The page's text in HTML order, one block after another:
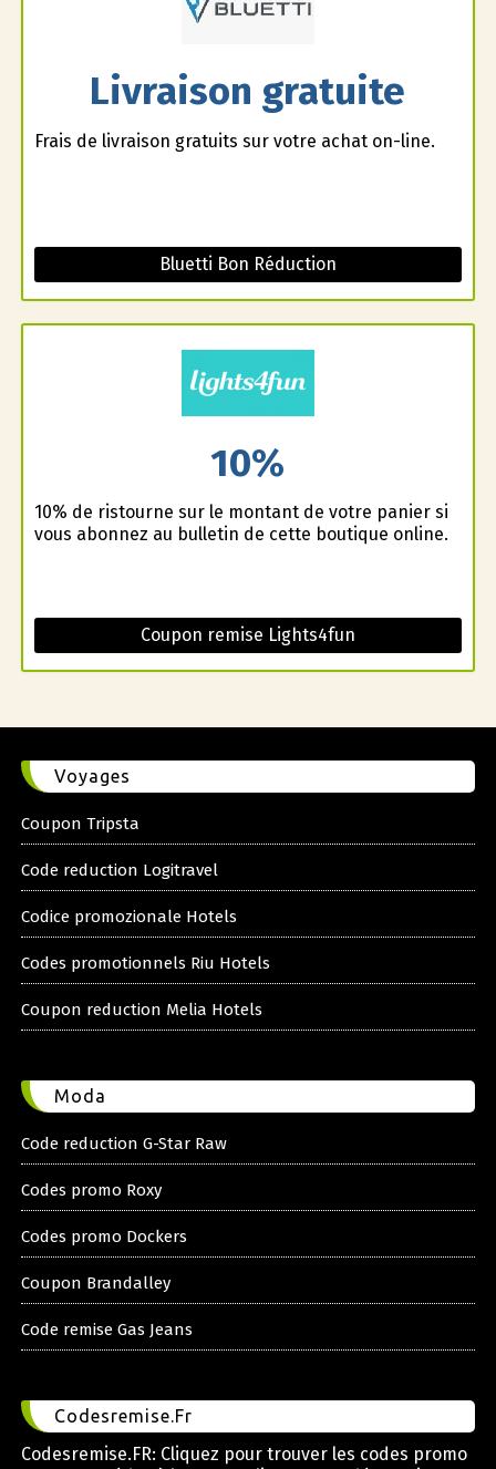
Livraison gratuite
Frais de livraison gratuits sur votre achat on-line.
Bluetti Bon Réduction
10%
10% de ristourne sur le montant de votre panier si
vous abonnez au bulletin de cette boutique online.
Coupon remise Lights4fun
Voyages
Coupon Tripsta
Code reduction Logitravel
Codice promozionale Hotels
Codes promotionnels Riu Hotels
Coupon reduction Melia Hotels
Moda
Code reduction G-Star Raw
Codes promo Roxy
Codes promo Dockers
Coupon Brandalley
Code remise Gas Jeans
Codesremise.Fr
Codesremise.FR: Cliquez pour trouver les codes promo